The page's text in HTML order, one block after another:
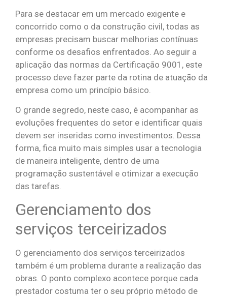
Para se destacar em um mercado exigente e
concorrido como o da construção civil, todas as
empresas precisam buscar melhorias contínuas
conforme os desafios enfrentados. Ao seguir a
aplicação das normas da Certificação 9001, este
processo deve fazer parte da rotina de atuação da
empresa como um princípio básico.
O grande segredo, neste caso, é acompanhar as
evoluções frequentes do setor e identificar quais
devem ser inseridas como investimentos. Dessa
forma, fica muito mais simples usar a tecnologia
de maneira inteligente, dentro de uma
programação sustentável e otimizar a execução
das tarefas.
Gerenciamento dos
serviços terceirizados
O gerenciamento dos serviços terceirizados
também é um problema durante a realização das
obras. O ponto complexo acontece porque cada
prestador costuma ter o seu próprio método de